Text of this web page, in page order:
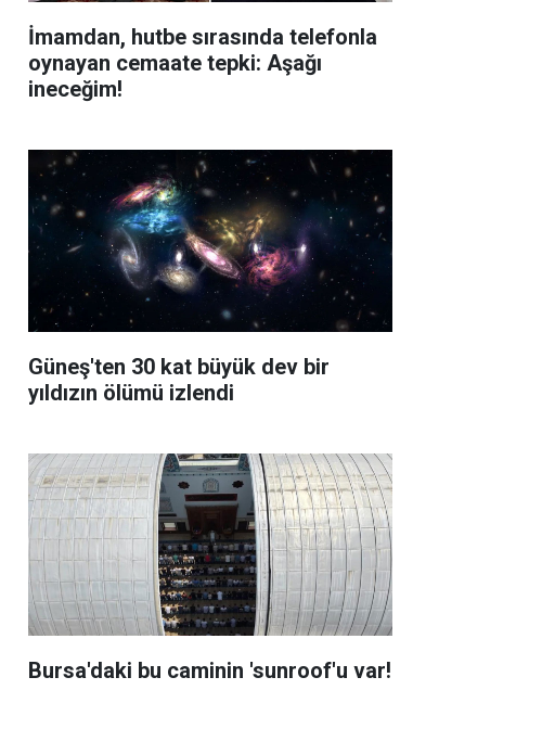
İmamdan, hutbe sırasında telefonla
oynayan cemaate tepki: Aşağı
ineceğim!
Güneş'ten 30 kat büyük dev bir
yıldızın ölümü izlendi
Bursa'daki bu caminin 'sunroof'u var!